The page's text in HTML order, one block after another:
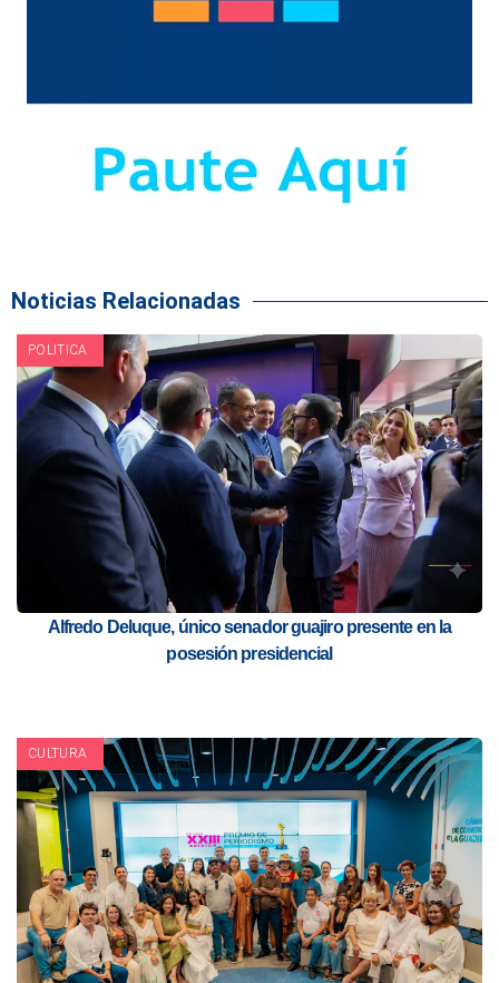
Noticias Relacionadas
POLITICA
Alfredo Deluque, único senador guajiro presente en la
posesión presidencial
CULTURA